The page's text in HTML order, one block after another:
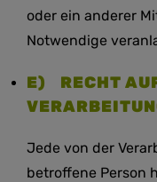
oder ein anderer
Notwendige
E) RECHT
Jede von der
betroffene Person